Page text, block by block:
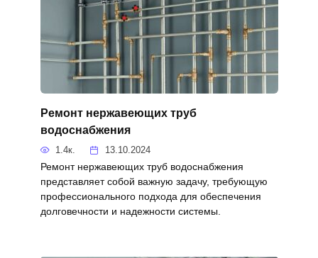
Ремонт нержавеющих труб
водоснабжения
1.4к. 13.10.2024
Ремонт нержавеющих труб водоснабжения
представляет собой важную задачу, требующую
профессионального подхода для обеспечения
долговечности и надежности системы.